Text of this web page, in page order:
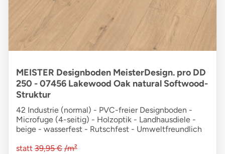
MEISTER Designboden MeisterDesign. pro DD
250 - 07456 Lakewood Oak natural Softwood-
Struktur
42 Industrie (normal) - PVC-freier Designboden -
Microfuge (4-seitig) - Holzoptik - Landhausdiele -
beige - wasserfest - Rutschfest - Umweltfreundlich
statt 39,95 € /m²